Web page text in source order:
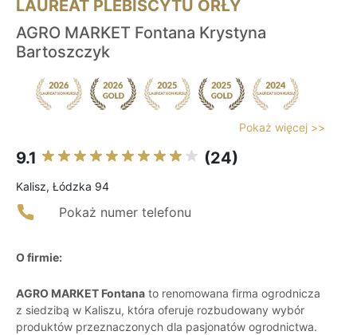
LAUREAT PLEBISCYTU ORŁY
AGRO MARKET Fontana Krystyna
Bartoszczyk
Pokaż więcej >>
9.1 (24)
Kalisz, Łódzka 94
Pokaż numer telefonu
O firmie:
AGRO MARKET Fontana to renomowana firma ogrodnicza
z siedzibą w Kaliszu, która oferuje rozbudowany wybór
produktów przeznaczonych dla pasjonatów ogrodnictwa.